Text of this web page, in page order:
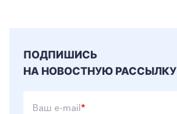
Заказать обратный звонок
ПОДПИШИСЬ
НА НОВОСТНУЮ РАССЫЛКУ
Ваш e-mail*